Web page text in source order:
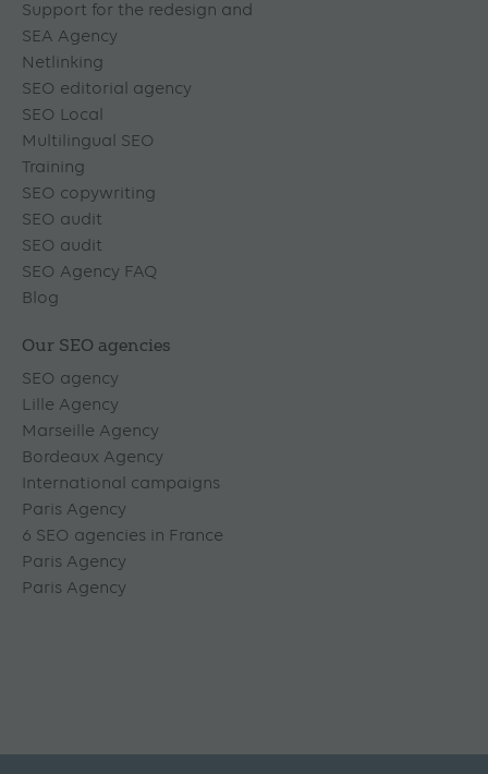
Support for the redesign and
SEA Agency
Netlinking
SEO editorial agency
SEO Local
Multilingual SEO
Training
SEO copywriting
SEO audit
SEO audit
SEO Agency FAQ
Blog
Our SEO agencies
SEO agency
Lille Agency
Marseille Agency
Bordeaux Agency
International campaigns
Paris Agency
6 SEO agencies in France
Paris Agency
Paris Agency